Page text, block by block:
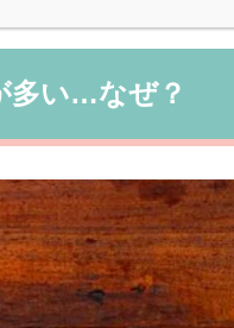
多い…なぜ？